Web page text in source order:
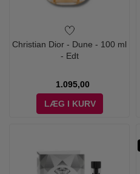
Christian Dior - Dune - 100 ml
- Edt
1.095,00
LÆG I KURV